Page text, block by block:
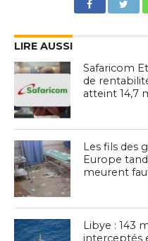
LIRE AUSSI
Safaricom
de
atteint 14,7
Les fils des
Europe
meurent
Libye : 143
interceptés